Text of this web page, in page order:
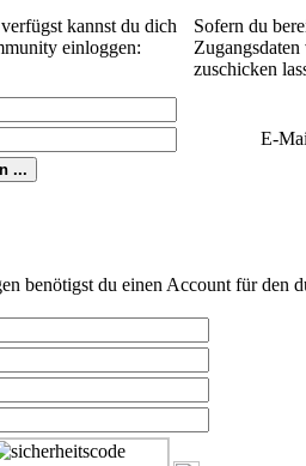
kannst du dich
einloggen:
Sofern du
zuschicken
E-
benötigst du einen Account für den